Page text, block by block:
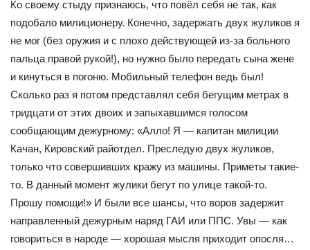
Ко своему стыду признаюсь, что повёл себя не так, как
подобало милиционеру. Конечно, задержать двух жуликов я
не мог (без оружия и с плохо действующей из-за больного
пальца правой рукой!), но нужно было передать сына жене
и кинуться в погоню. Мобильный телефон ведь был!
Сколько раз я потом представлял себя бегущим метрах в
тридцати от этих двоих и запыхавшимся голосом
сообщающим дежурному: «Алло! Я — капитан милиции
Качан, Кировский райотдел. Преследую двух жуликов,
только что совершивших кражу из машины. Приметы такие-
то. В данный момент жулики бегут по улице такой-то.
Прошу помощи!» И были все шансы, что воров задержит
направленный дежурным наряд ГАИ или ППС. Увы — как
говориться в народе — хорошая мысля приходит опосля…